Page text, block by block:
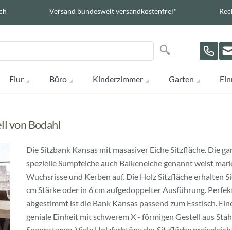
Versand bundesweit versandkostenfrei*
Suche
Suche
Flur Büro Kinderzimmer Garten
von Bodahl
Die Sitzbank Kansas mit masasiver Eiche Sitzfläche. Die
spezielle Sumpfeiche auch Balkeneiche genannt weist
Wuchsrisse und Kerben auf. Die Holz Sitzfläche erhalten
cm Stärke oder in 6 cm aufgedoppelter Ausführung.
abgestimmt ist die Bank Kansas passend zum Esstisch.
geniale Einheit mit schwerem X - förmigen Gestell aus